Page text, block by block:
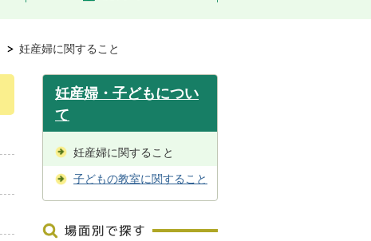
妊産婦に関すること
妊産婦・子どもについ
て
妊産婦に関すること
子どもの教室に関すること